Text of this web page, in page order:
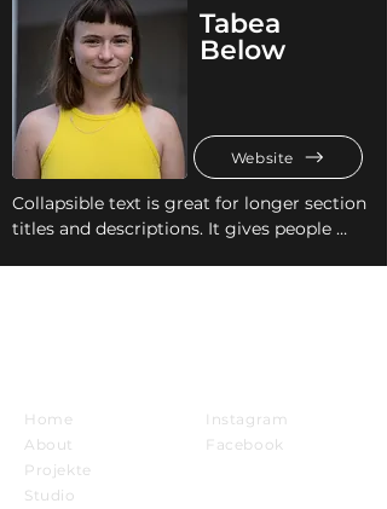
Tabea
Below
Website
Collapsible text is great for longer section
titles and descriptions. It gives people
Home
About
Projekte
Studio
Instagram
Facebook